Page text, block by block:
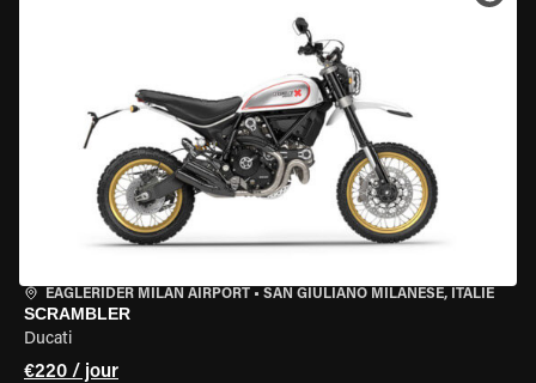
EAGLERIDER MILAN AIRPORT • SAN GIULIANO MILANESE, ITALIE
SCRAMBLER
Ducati
€220 / jour